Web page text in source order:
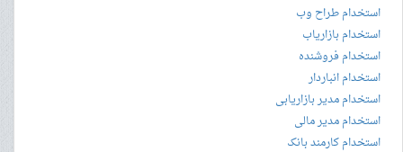
استخدام طراح وب
استخدام بازاریاب
استخدام فروشنده
استخدام انباردار
استخدام مدیر بازاریابی
استخدام مدیر مالی
استخدام کارمند بانک